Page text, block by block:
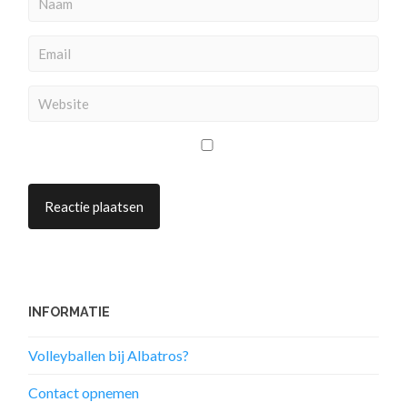
INFORMATIE
Volleyballen bij Albatros?
Contact opnemen